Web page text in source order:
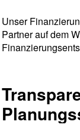
Unser
Partner auf dem